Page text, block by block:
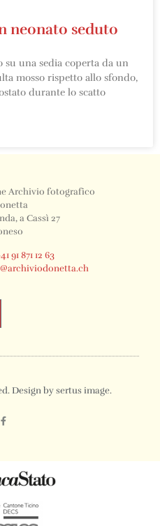
neonato seduto
una sedia coperta da un
mosso rispetto allo sfondo,
durante lo scatto
Archivio fotografico
a Cassì 27
91 871 12 63
Design by sertus image.